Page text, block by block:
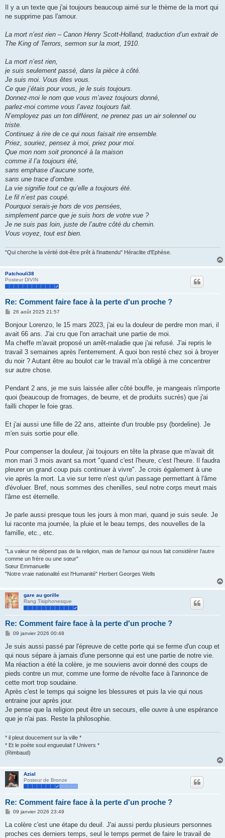
s
s
a
Il y a un texte que j'ai toujours beaucoup aimé sur le thème de la mort qui
ne supprime pas l'amour.
La mort n’est rien – Canon Henry Scott-Holland, traduction d’un extrait de
The King of Terrors, sermon sur la mort, 1910.
La mort n’est rien,
je suis seulement passé, dans la pièce à côté.
Je suis moi. Vous êtes vous.
Ce que j’étais pour vous, je le suis toujours.
Donnez-moi le nom que vous m’avez toujours donné,
parlez-moi comme vous l’avez toujours fait.
N’employez pas un ton différent, ne prenez pas un air solennel ou
triste.
Continuez à rire de ce qui nous faisait rire ensemble.
Priez, souriez, pensez à moi, priez pour moi.
Que mon nom soit prononcé à la maison
comme il l’a toujours été,
sans emphase d’aucune sorte,
sans une trace d’ombre.
La vie signifie tout ce qu’elle a toujours été.
Le fil n’est pas coupé.
Pourquoi serais-je hors de vos pensées,
simplement parce que je suis hors de votre vue ?
Je ne suis pas loin, juste de l’autre côté du chemin.
Vous voyez, tout est bien.
"Qui cherche la vérité doit-être prêt à l'inattendu" Héraclite d'Ephèse.
Patchouli38
Posteur DIVIN
Re: Comment faire face à la perte d'un proche ?
M
s
a
g
26 août 2025 21:57
Bonjour Lorenzo, le 15 mars 2023, j'ai eu la douleur de perdre mon mari, il
avait 66 ans. J'ai cru que l'on arrachait une partie de moi.
Ma cheffe m'avait proposé un arrêt-maladie que j'ai refusé. J'ai repris le
travail 3 semaines après l'enterrement. A quoi bon resté chez soi à broyer
du noir ? Autant être au boulot car le travail m'a obligé à me concentrer
sur autre chose.
Pendant 2 ans, je me suis laissée aller côté bouffe, je mangeais n'importe
quoi (beaucoup de fromages, de beurre, et de produits sucrés) que j'ai
failli choper le foie gras.
Et j'ai aussi une fille de 22 ans, atteinte d'un trouble psy (bordeline). Je
m'en suis sortie pour elle.
Pour compenser la douleur, j'ai toujours en tête la phrase que m'avait dit
mon mari 3 mois avant sa mort "quand c'est l'heure, c'est l'heure. Il faudra
pleurer un grand coup puis continuer à vivre". Je crois également à une
vie après la mort. La vie sur terre n'est qu'un passage permettant à l'âme
d'évoluer. Bref, nous sommes des chenilles, seul notre corps meurt mais
l'âme est éternelle.
Je parle aussi presque tous les jours à mon mari, quand je suis seule. Je
lui raconte ma journée, la pluie et le beau temps, des nouvelles de la
famille, etc., etc.
"La valeur ne dépend pas de la religion, mais de l'amour qui nous fait considérer l'autre
comme un frère ou une sœur"
Sœur Emmanuelle
"Notre vraie nationalité est l'Humanité" Herbert Georges Wells
gare au gorille
Rang Tisiphonesque
Re: Comment faire face à la perte d'un proche ?
M
s
a
g
09 janvier 2026 00:48
Je suis aussi passé par l'épreuve de cette porte qui se ferme d'un coup et
qui nous sépare à jamais d'une personne qui est une partie de notre vie.
Ma réaction a été la colère, je me souviens avoir donné des coups de
pieds contre un mur, comme une forme de révolte face à l'annonce de
cette mort trop soudaine.
Après c'est le temps qui soigne les blessures et puis la vie qui nous
entraine jour après jour.
Je pense que la religion peut être un secours, elle ouvre à une espérance
que je n'ai pas. Reste la philosophie.
* il pleut doucement sur la ville *
* Et le poète soul engueulait l' Univers *
(Rimbaud)
Azial
Posteur de Bronze
Re: Comment faire face à la perte d'un proche ?
M
s
a
09 janvier 2026 23:49
La colère c'est une étape du deuil. J'ai aussi perdu plusieurs personnes
proches ces derniers temps, seul le temps permet de faire le travail de